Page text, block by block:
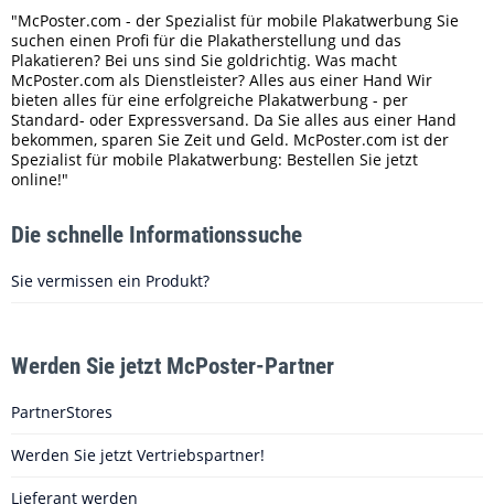
"McPoster.com - der Spezialist für mobile Plakatwerbung Sie
suchen einen Profi für die Plakatherstellung und das
Plakatieren? Bei uns sind Sie goldrichtig. Was macht
McPoster.com als Dienstleister? Alles aus einer Hand Wir
bieten alles für eine erfolgreiche Plakatwerbung - per
Standard- oder Expressversand. Da Sie alles aus einer Hand
bekommen, sparen Sie Zeit und Geld. McPoster.com ist der
Spezialist für mobile Plakatwerbung: Bestellen Sie jetzt
online!"
Die schnelle Informationssuche
Sie vermissen ein Produkt?
Werden Sie jetzt McPoster-Partner
PartnerStores
Werden Sie jetzt Vertriebspartner!
Lieferant werden